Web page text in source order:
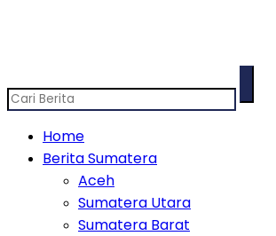
Home
Berita Sumatera
Aceh
Sumatera Utara
Sumatera Barat